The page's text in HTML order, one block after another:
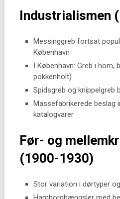
Industrialismen
Messinggreb fortsat
København
I København: Greb i
pokkenholt)
Spidsgreb og knippelgreb
Massefabrikerede beslag
katalogvarer
Før- og
(1900-1930)
Stor variation i dørtyper